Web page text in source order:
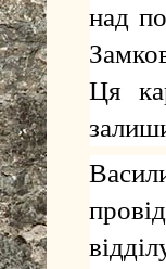
над
Ця